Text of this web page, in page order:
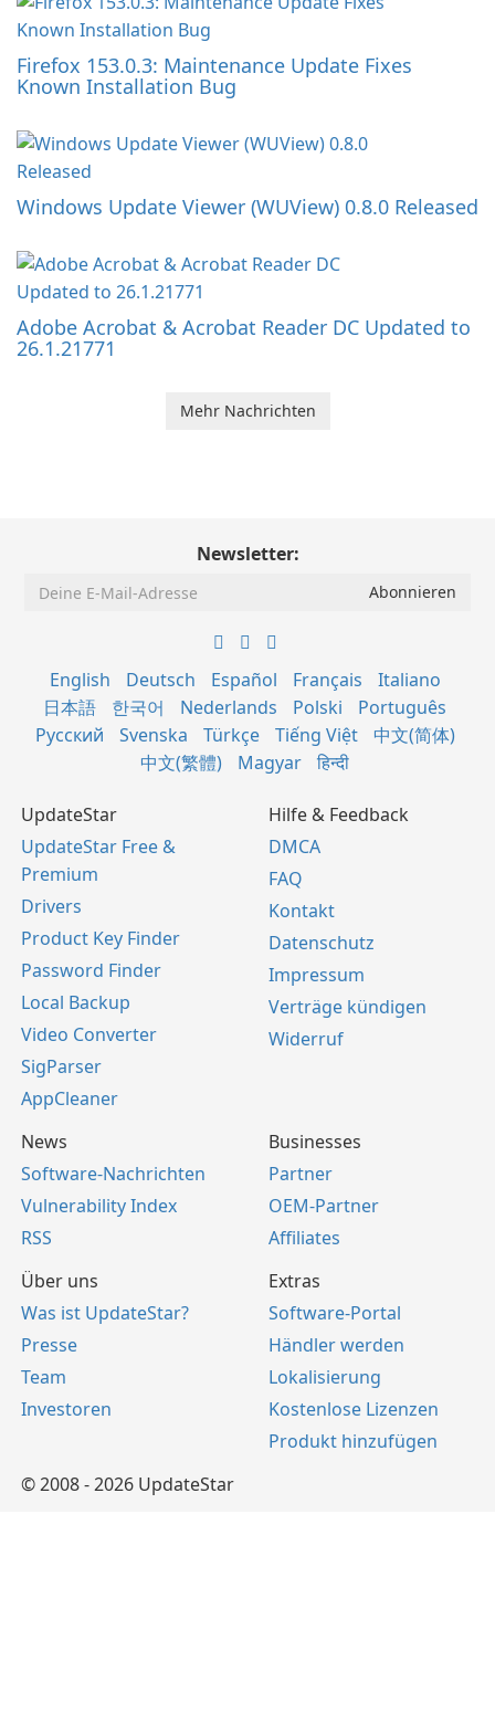
Firefox 153.0.3: Maintenance Update Fixes
Known Installation Bug
Windows Update Viewer (WUView) 0.8.0 Released
Adobe Acrobat & Acrobat Reader DC Updated to
26.1.21771
Mehr Nachrichten
Newsletter:
English Deutsch Español Français
Italiano
日本語
한국어 Nederlands Polski
Português
Русский
Svenska Türkçe Tiếng Việt
中文(简体)
中文(繁體)
Magyar हिन्दी
UpdateStar
UpdateStar Free &
Premium
Drivers
Product Key Finder
Password Finder
Local Backup
Video Converter
SigParser
AppCleaner
Hilfe & Feedback
DMCA
FAQ
Kontakt
Datenschutz
Impressum
Verträge kündigen
Widerruf
News
Software-Nachrichten
Vulnerability Index
RSS
Businesses
Partner
OEM-Partner
Affiliates
Über uns
Was ist UpdateStar?
Presse
Team
Investoren
Extras
Software-Portal
Händler werden
Lokalisierung
Kostenlose Lizenzen
Produkt hinzufügen
© 2008 - 2026 UpdateStar